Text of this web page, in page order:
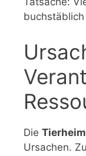
Die
Ursachen.